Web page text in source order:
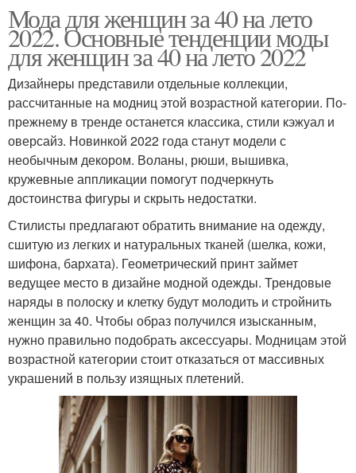
Мода для женщин за 40 на лето
2022. Основные тенденции моды
для женщин за 40 на лето 2022
Дизайнеры представили отдельные коллекции,
рассчитанные на модниц этой возрастной категории. По-
прежнему в тренде останется классика, стили кэжуал и
оверсайз. Новинкой 2022 года станут модели с
необычным декором. Воланы, рюши, вышивка,
кружевные аппликации помогут подчеркнуть
достоинства фигуры и скрыть недостатки.
Стилисты предлагают обратить внимание на одежду,
сшитую из легких и натуральных тканей (шелка, кожи,
шифона, бархата). Геометрический принт займет
ведущее место в дизайне модной одежды. Трендовые
наряды в полоску и клетку будут молодить и стройнить
женщин за 40. Чтобы образ получился изысканным,
нужно правильно подобрать аксессуары. Модницам этой
возрастной категории стоит отказаться от массивных
украшений в пользу изящных плетений.